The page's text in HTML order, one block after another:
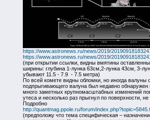
https://www.astronews.ru/news/2019/
https://www.astronews.ru/news/2019/
(при открытии ссылки, видны вмятины
ширины: глубина 1-лунка 63см,2-лунка 43см, 3-
убывают 11.5 - 7.9 - 7.5 метра)
По всей комете видны обломки, но иногда
подпрыгивающего валуна был недавно обнаружен
много заметных крупномасштабных изменений
утеса и несколько раз прыгнул по поверхности,
Подробно
http://quantmag.ppole.ru/forum/
(предположу что тема специфическая –